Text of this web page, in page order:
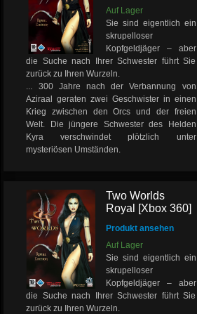
Auf Lager
Sie sind eigentlich ein
skrupelloser
Kopfgeldjäger – aber
die Suche nach Ihrer Schwester führt Sie
zurück zu Ihren Wurzeln.
... 300 Jahre nach der Verbannung von
Aziraal geraten zwei Geschwister in einen
Krieg zwischen den Orcs und der freien
Welt. Die jüngere Schwester des Helden
Kyra verschwindet plötzlich unter
mysteriösen Umständen.
Two Worlds
Royal [Xbox 360]
Produkt ansehen
Auf Lager
Sie sind eigentlich ein
skrupelloser
Kopfgeldjäger – aber
die Suche nach Ihrer Schwester führt Sie
zurück zu Ihren Wurzeln.